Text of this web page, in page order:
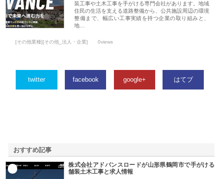
装工事や土木工事を手がける専門会社があります。地域
住民の生活を支える道路整備から、公共施設周辺の環境
整備まで、幅広い工事実績を持つ企業の取り組みと、
地…
[その他業種][その他_法人・企業] 0views
twitter facebook google+ はてブ
おすすめ記事
株式会社アドバンスロードが山形県鶴岡市で手がける
舗装土木工事と求人情報